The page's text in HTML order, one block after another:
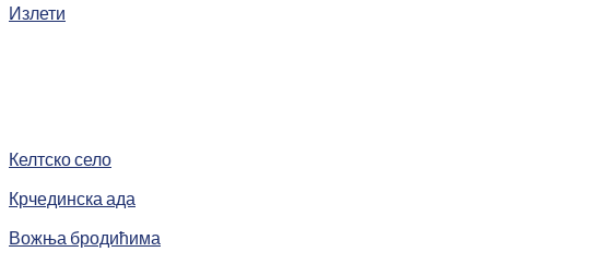
Излети
Келтско село
Крчединска ада
Вожња бродићима